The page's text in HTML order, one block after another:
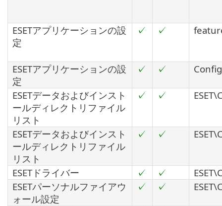
ESETアプリケーションの設
定
✓ ✓
ESETアプリケーションの設
定
✓ ✓
ESETデータおよびインスト
ールディレクトリファイル
リスト
✓ ✓
ESETデータおよびインスト
ールディレクトリファイル
リスト
✓ ✓
ESETドライバー ✓ ✓
ESETパーソナルファイアウ
ォール設定
✓ ✓